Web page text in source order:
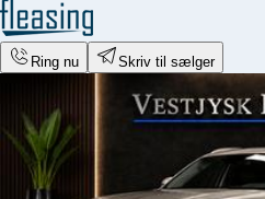
Ring nu Skriv til sælger